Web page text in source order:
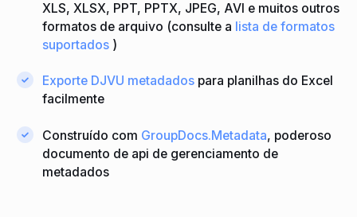
XLS, XLSX, PPT, PPTX, JPEG, AVI e muitos outros
formatos de arquivo (consulte a lista de formatos
suportados )
Exporte DJVU metadados para planilhas do Excel
facilmente
Construído com GroupDocs.Metadata, poderoso
documento de api de gerenciamento de
metadados